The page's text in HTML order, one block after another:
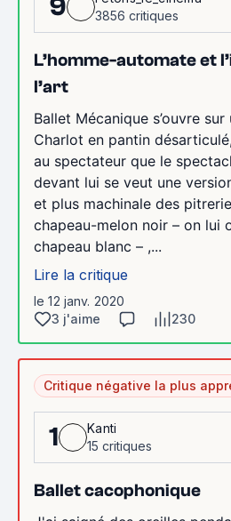
9
3856 critiques
L’homme-automate et
l’art
Ballet Mécanique s’ouvre
Charlot en pantin
au spectateur que le
devant lui se veut une
et plus machinale des
chapeau-melon noir – on lui
chapeau blanc – ,...
Lire la critique
le 12 janv. 2020
3 j'aime
230
Critique négative la plus
1
Kanti
15 critiques
Ballet cacophonique